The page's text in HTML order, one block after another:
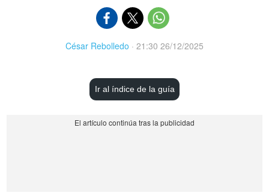
César Rebolledo · 21:30 26/12/2025
Ir al índice de la guía